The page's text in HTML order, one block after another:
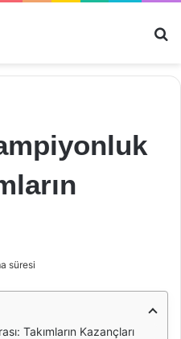
süresi
Takımların Kazançları